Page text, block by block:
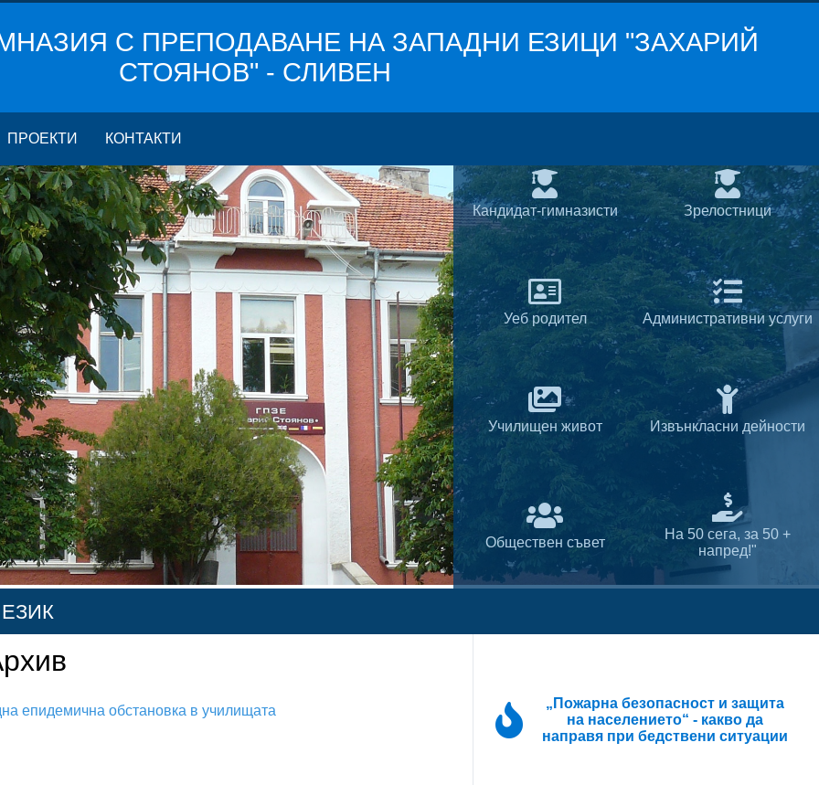
С ПРЕПОДАВАНЕ НА ЗАПАДНИ ЕЗИЦИ "ЗАХАРИЙ
СТОЯНОВ" - СЛИВЕН
ПРОЕКТИ КОНТАКТИ
Кандидат-гимназисти Зрелостници
Уеб родител Административни услуги
Училищен живот Извънкласни дейности
Обществен съвет
На 50 сега, за 50 +
напред!"
епидемична обстановка в училищата
„Пожарна безопасност и защита
на населението“ - какво да
направя при бедствени ситуации